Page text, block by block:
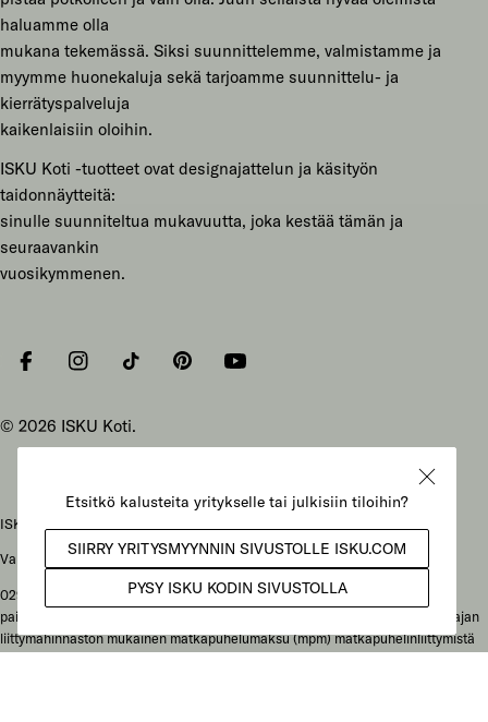
haluamme olla
mukana tekemässä. Siksi suunnittelemme, valmistamme ja
myymme huonekaluja sekä tarjoamme suunnittelu- ja
kierrätyspalveluja
kaikenlaisiin oloihin.
ISKU Koti -tuotteet ovat designajattelun ja käsityön
taidonnäytteitä:
sinulle suunniteltua mukavuutta, joka kestää tämän ja
seuraavankin
vuosikymmenen.
FacebookInstagramTiktok PinterestYouTube
© 2026 ISKU Koti.
ISKU Koti Oy, Mukkulankatu 19, 15210 Lahti
Vaihteen puhelunnumero: 029 086 3000
029-alkuiset yritysnumerot: soittajan liittymähinnaston mukainen
paikallisverkkomaksu (pvm) kotimaan lankaliittymästä soitettaessa tai soittajan
liittymähinnaston mukainen matkapuhelumaksu (mpm) matkapuhelinliittymistä